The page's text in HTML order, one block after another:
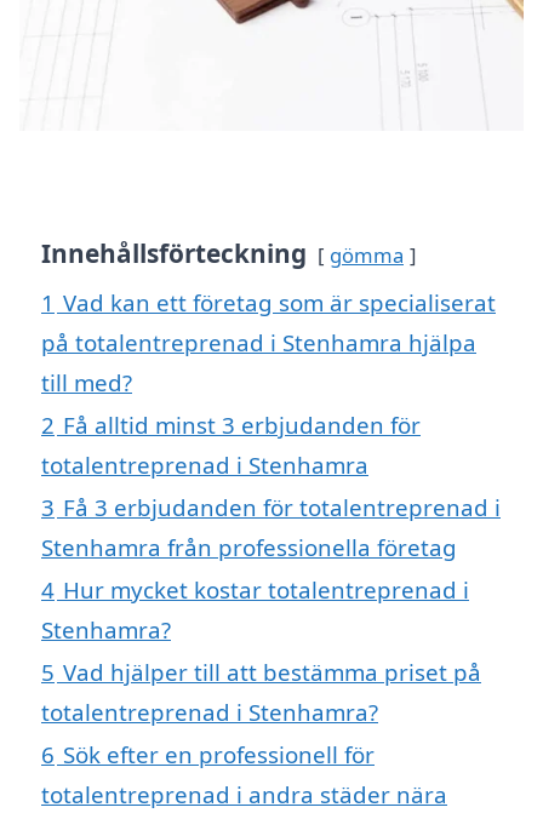
Innehållsförteckning gömma
1 Vad kan ett företag som är specialiserat
på totalentreprenad i Stenhamra hjälpa
till med?
2 Få alltid minst 3 erbjudanden för
totalentreprenad i Stenhamra
3 Få 3 erbjudanden för totalentreprenad i
Stenhamra från professionella företag
4 Hur mycket kostar totalentreprenad i
Stenhamra?
5 Vad hjälper till att bestämma priset på
totalentreprenad i Stenhamra?
6 Sök efter en professionell för
totalentreprenad i andra städer nära